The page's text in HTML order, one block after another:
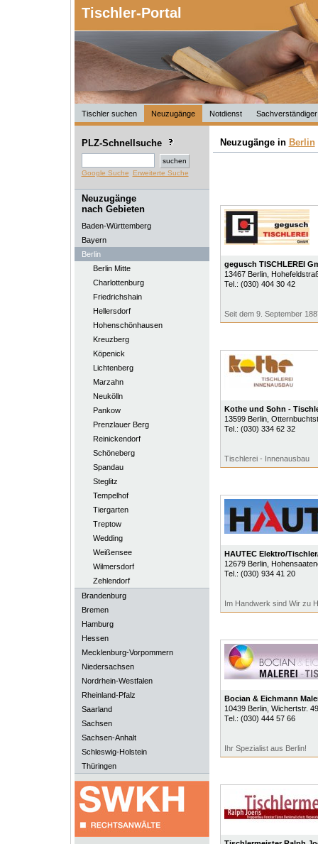
Tischler-Portal
Tischler suchen Neuzugänge Notdienst Sachverständiger
PLZ-Schnellsuche
Google Suche Erweiterte Suche
Neuzugänge
nach Gebieten
Baden-Württemberg
Bayern
Berlin
Berlin Mitte
Charlottenburg
Friedrichshain
Hellersdorf
Hohenschönhausen
Kreuzberg
Köpenick
Lichtenberg
Marzahn
Neukölln
Pankow
Prenzlauer Berg
Reinickendorf
Schöneberg
Spandau
Steglitz
Tempelhof
Tiergarten
Treptow
Wedding
Weißensee
Wilmersdorf
Zehlendorf
Brandenburg
Bremen
Hamburg
Hessen
Mecklenburg-Vorpommern
Niedersachsen
Nordrhein-Westfalen
Rheinland-Pfalz
Saarland
Sachsen
Sachsen-Anhalt
Schleswig-Holstein
Thüringen
Neuzugänge in Berlin
gegusch TISCHLEREI
13467 Berlin,
Tel.: (030) 404 30 42
Seit dem 9. September
Kothe und Sohn -
13599 Berlin,
Tel.: (030) 334 62 32
Tischlerei - Innenausbau
HAUTEC Elektro/
12679 Berlin,
Tel.: (030) 934 41 20
Im Handwerk sind Wir zu
Bocian & Eichmann
10439 Berlin, Wichertstr. 49
Tel.: (030) 444 57 66
Ihr Spezialist aus Berlin!